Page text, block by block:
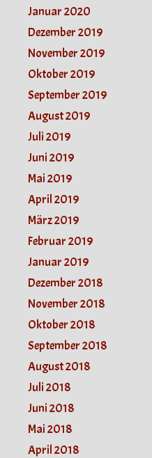
Januar 2020
Dezember 2019
November 2019
Oktober 2019
September 2019
August 2019
Juli 2019
Juni 2019
Mai 2019
April 2019
März 2019
Februar 2019
Januar 2019
Dezember 2018
November 2018
Oktober 2018
September 2018
August 2018
Juli 2018
Juni 2018
Mai 2018
April 2018